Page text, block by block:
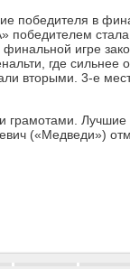
победителя в
победителем
игре
где сильнее
вторыми. 3-е
грамотами. Лучшие
(«Медведи»)